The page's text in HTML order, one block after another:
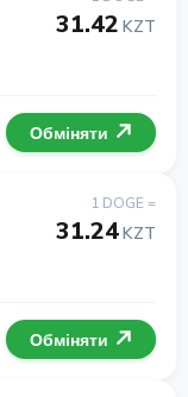
31.42 KZT
Обміняти
1 DOGE =
31.24KZT
Обміняти